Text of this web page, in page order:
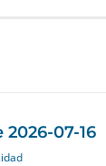
2026-07-16